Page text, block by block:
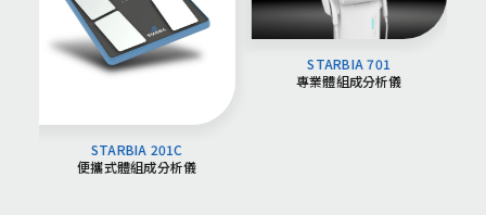
STARBIA 201C
便攜式體組成分析儀
STARBIA 701
專業體組成分析儀